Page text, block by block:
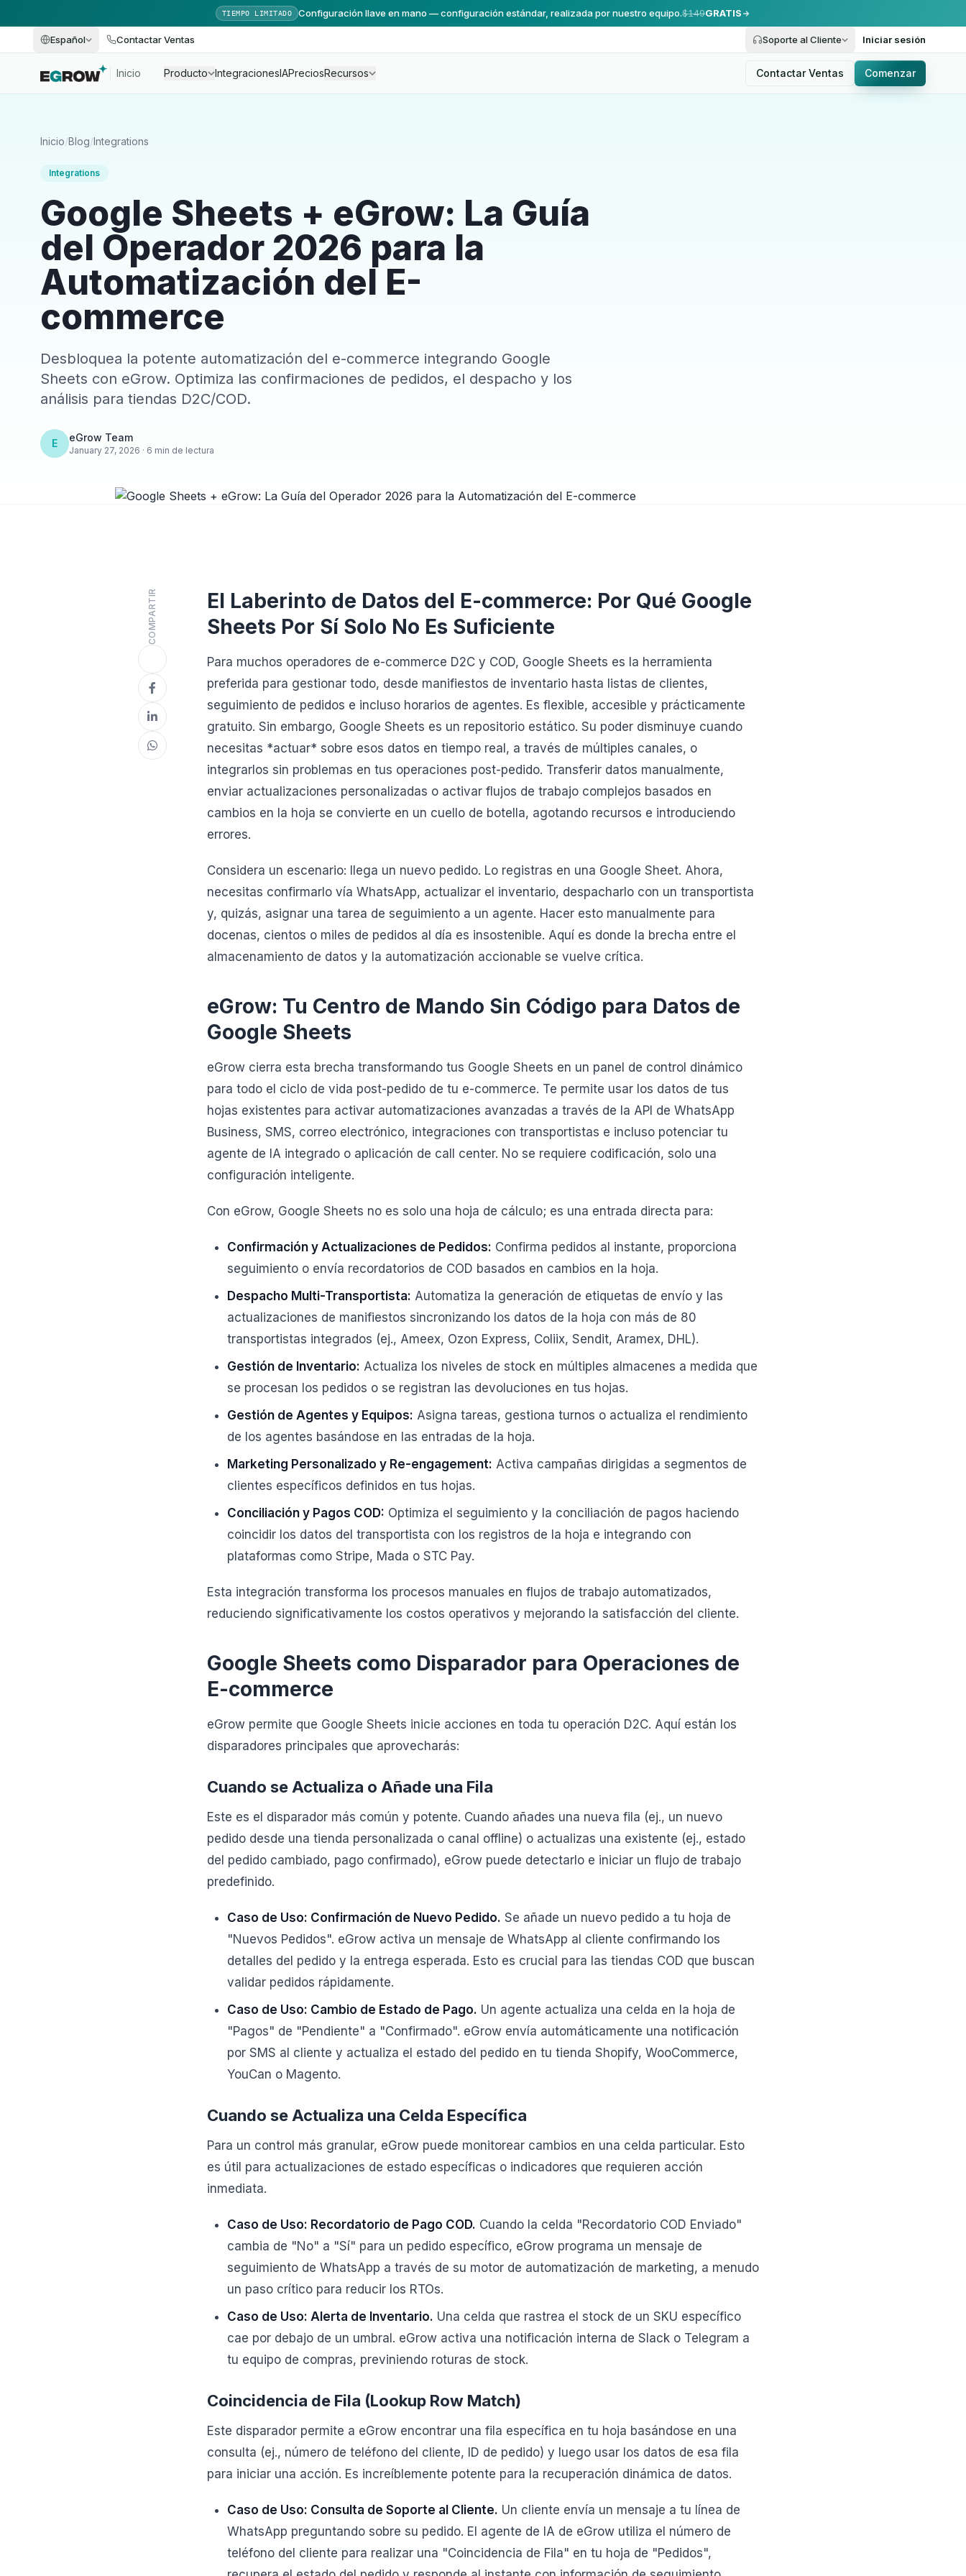
TIEMPO LIMITADO Configuración llave en mano — configuración estándar, realizada por nuestro equipo.$149GRATIS
Español Contactar Ventas Soporte al Cliente Iniciar sesión
Inicio Producto IntegracionesIAPreciosRecursos Contactar Ventas Comenzar
Inicio/Blog/Integrations
Integrations
Google Sheets + eGrow: La Guía
del Operador 2026 para la
Automatización del E-
commerce
Desbloquea la potente automatización del e-commerce integrando Google
Sheets con eGrow. Optimiza las confirmaciones de pedidos, el despacho y los
análisis para tiendas D2C/COD.
E eGrow Team
January 27, 2026 · 6 min de lectura
COMPARTIR
El Laberinto de Datos del E-commerce: Por Qué Google
Sheets Por Sí Solo No Es Suficiente
Para muchos operadores de e-commerce D2C y COD, Google Sheets es la herramienta
preferida para gestionar todo, desde manifiestos de inventario hasta listas de clientes,
seguimiento de pedidos e incluso horarios de agentes. Es flexible, accesible y prácticamente
gratuito. Sin embargo, Google Sheets es un repositorio estático. Su poder disminuye cuando
necesitas *actuar* sobre esos datos en tiempo real, a través de múltiples canales, o
integrarlos sin problemas en tus operaciones post-pedido. Transferir datos manualmente,
enviar actualizaciones personalizadas o activar flujos de trabajo complejos basados en
cambios en la hoja se convierte en un cuello de botella, agotando recursos e introduciendo
errores.
Considera un escenario: llega un nuevo pedido. Lo registras en una Google Sheet. Ahora,
necesitas confirmarlo vía WhatsApp, actualizar el inventario, despacharlo con un transportista
y, quizás, asignar una tarea de seguimiento a un agente. Hacer esto manualmente para
docenas, cientos o miles de pedidos al día es insostenible. Aquí es donde la brecha entre el
almacenamiento de datos y la automatización accionable se vuelve crítica.
eGrow: Tu Centro de Mando Sin Código para Datos de
Google Sheets
eGrow cierra esta brecha transformando tus Google Sheets en un panel de control dinámico
para todo el ciclo de vida post-pedido de tu e-commerce. Te permite usar los datos de tus
hojas existentes para activar automatizaciones avanzadas a través de la API de WhatsApp
Business, SMS, correo electrónico, integraciones con transportistas e incluso potenciar tu
agente de IA integrado o aplicación de call center. No se requiere codificación, solo una
configuración inteligente.
Con eGrow, Google Sheets no es solo una hoja de cálculo; es una entrada directa para:
Confirmación y Actualizaciones de Pedidos: Confirma pedidos al instante, proporciona
seguimiento o envía recordatorios de COD basados en cambios en la hoja.
Despacho Multi-Transportista: Automatiza la generación de etiquetas de envío y las
actualizaciones de manifiestos sincronizando los datos de la hoja con más de 80
transportistas integrados (ej., Ameex, Ozon Express, Coliix, Sendit, Aramex, DHL).
Gestión de Inventario: Actualiza los niveles de stock en múltiples almacenes a medida que
se procesan los pedidos o se registran las devoluciones en tus hojas.
Gestión de Agentes y Equipos: Asigna tareas, gestiona turnos o actualiza el rendimiento
de los agentes basándose en las entradas de la hoja.
Marketing Personalizado y Re-engagement: Activa campañas dirigidas a segmentos de
clientes específicos definidos en tus hojas.
Conciliación y Pagos COD: Optimiza el seguimiento y la conciliación de pagos haciendo
coincidir los datos del transportista con los registros de la hoja e integrando con
plataformas como Stripe, Mada o STC Pay.
Esta integración transforma los procesos manuales en flujos de trabajo automatizados,
reduciendo significativamente los costos operativos y mejorando la satisfacción del cliente.
Google Sheets como Disparador para Operaciones de
E-commerce
eGrow permite que Google Sheets inicie acciones en toda tu operación D2C. Aquí están los
disparadores principales que aprovecharás:
Cuando se Actualiza o Añade una Fila
Este es el disparador más común y potente. Cuando añades una nueva fila (ej., un nuevo
pedido desde una tienda personalizada o canal offline) o actualizas una existente (ej., estado
del pedido cambiado, pago confirmado), eGrow puede detectarlo e iniciar un flujo de trabajo
predefinido.
Caso de Uso: Confirmación de Nuevo Pedido. Se añade un nuevo pedido a tu hoja de
"Nuevos Pedidos". eGrow activa un mensaje de WhatsApp al cliente confirmando los
detalles del pedido y la entrega esperada. Esto es crucial para las tiendas COD que buscan
validar pedidos rápidamente.
Caso de Uso: Cambio de Estado de Pago. Un agente actualiza una celda en la hoja de
"Pagos" de "Pendiente" a "Confirmado". eGrow envía automáticamente una notificación
por SMS al cliente y actualiza el estado del pedido en tu tienda Shopify, WooCommerce,
YouCan o Magento.
Cuando se Actualiza una Celda Específica
Para un control más granular, eGrow puede monitorear cambios en una celda particular. Esto
es útil para actualizaciones de estado específicas o indicadores que requieren acción
inmediata.
Caso de Uso: Recordatorio de Pago COD. Cuando la celda "Recordatorio COD Enviado"
cambia de "No" a "Sí" para un pedido específico, eGrow programa un mensaje de
seguimiento de WhatsApp a través de su motor de automatización de marketing, a menudo
un paso crítico para reducir los RTOs.
Caso de Uso: Alerta de Inventario. Una celda que rastrea el stock de un SKU específico
cae por debajo de un umbral. eGrow activa una notificación interna de Slack o Telegram a
tu equipo de compras, previniendo roturas de stock.
Coincidencia de Fila (Lookup Row Match)
Este disparador permite a eGrow encontrar una fila específica en tu hoja basándose en una
consulta (ej., número de teléfono del cliente, ID de pedido) y luego usar los datos de esa fila
para iniciar una acción. Es increíblemente potente para la recuperación dinámica de datos.
Caso de Uso: Consulta de Soporte al Cliente. Un cliente envía un mensaje a tu línea de
WhatsApp preguntando sobre su pedido. El agente de IA de eGrow utiliza el número de
teléfono del cliente para realizar una "Coincidencia de Fila" en tu hoja de "Pedidos",